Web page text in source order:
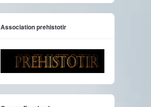
Association prehistotir